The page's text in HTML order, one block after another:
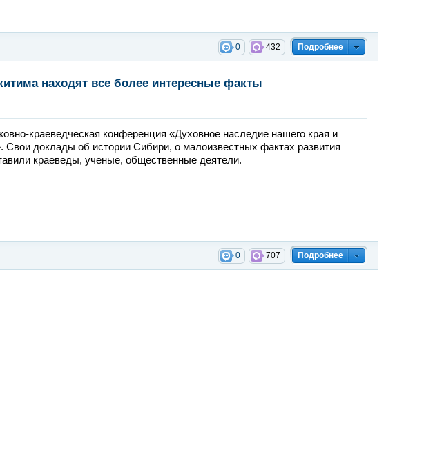
Подробнее
432
0
находят все более интересные факты
краеведческая конференция «Духовное наследие нашего края и
Свои доклады об истории Сибири, о малоизвестных фактах развития
краеведы, ученые, общественные деятели.
Подробнее
707
0